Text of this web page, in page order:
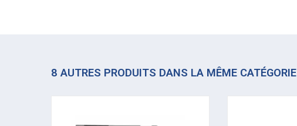
8 AUTRES PRODUITS DANS LA MÊME CATÉGORIE